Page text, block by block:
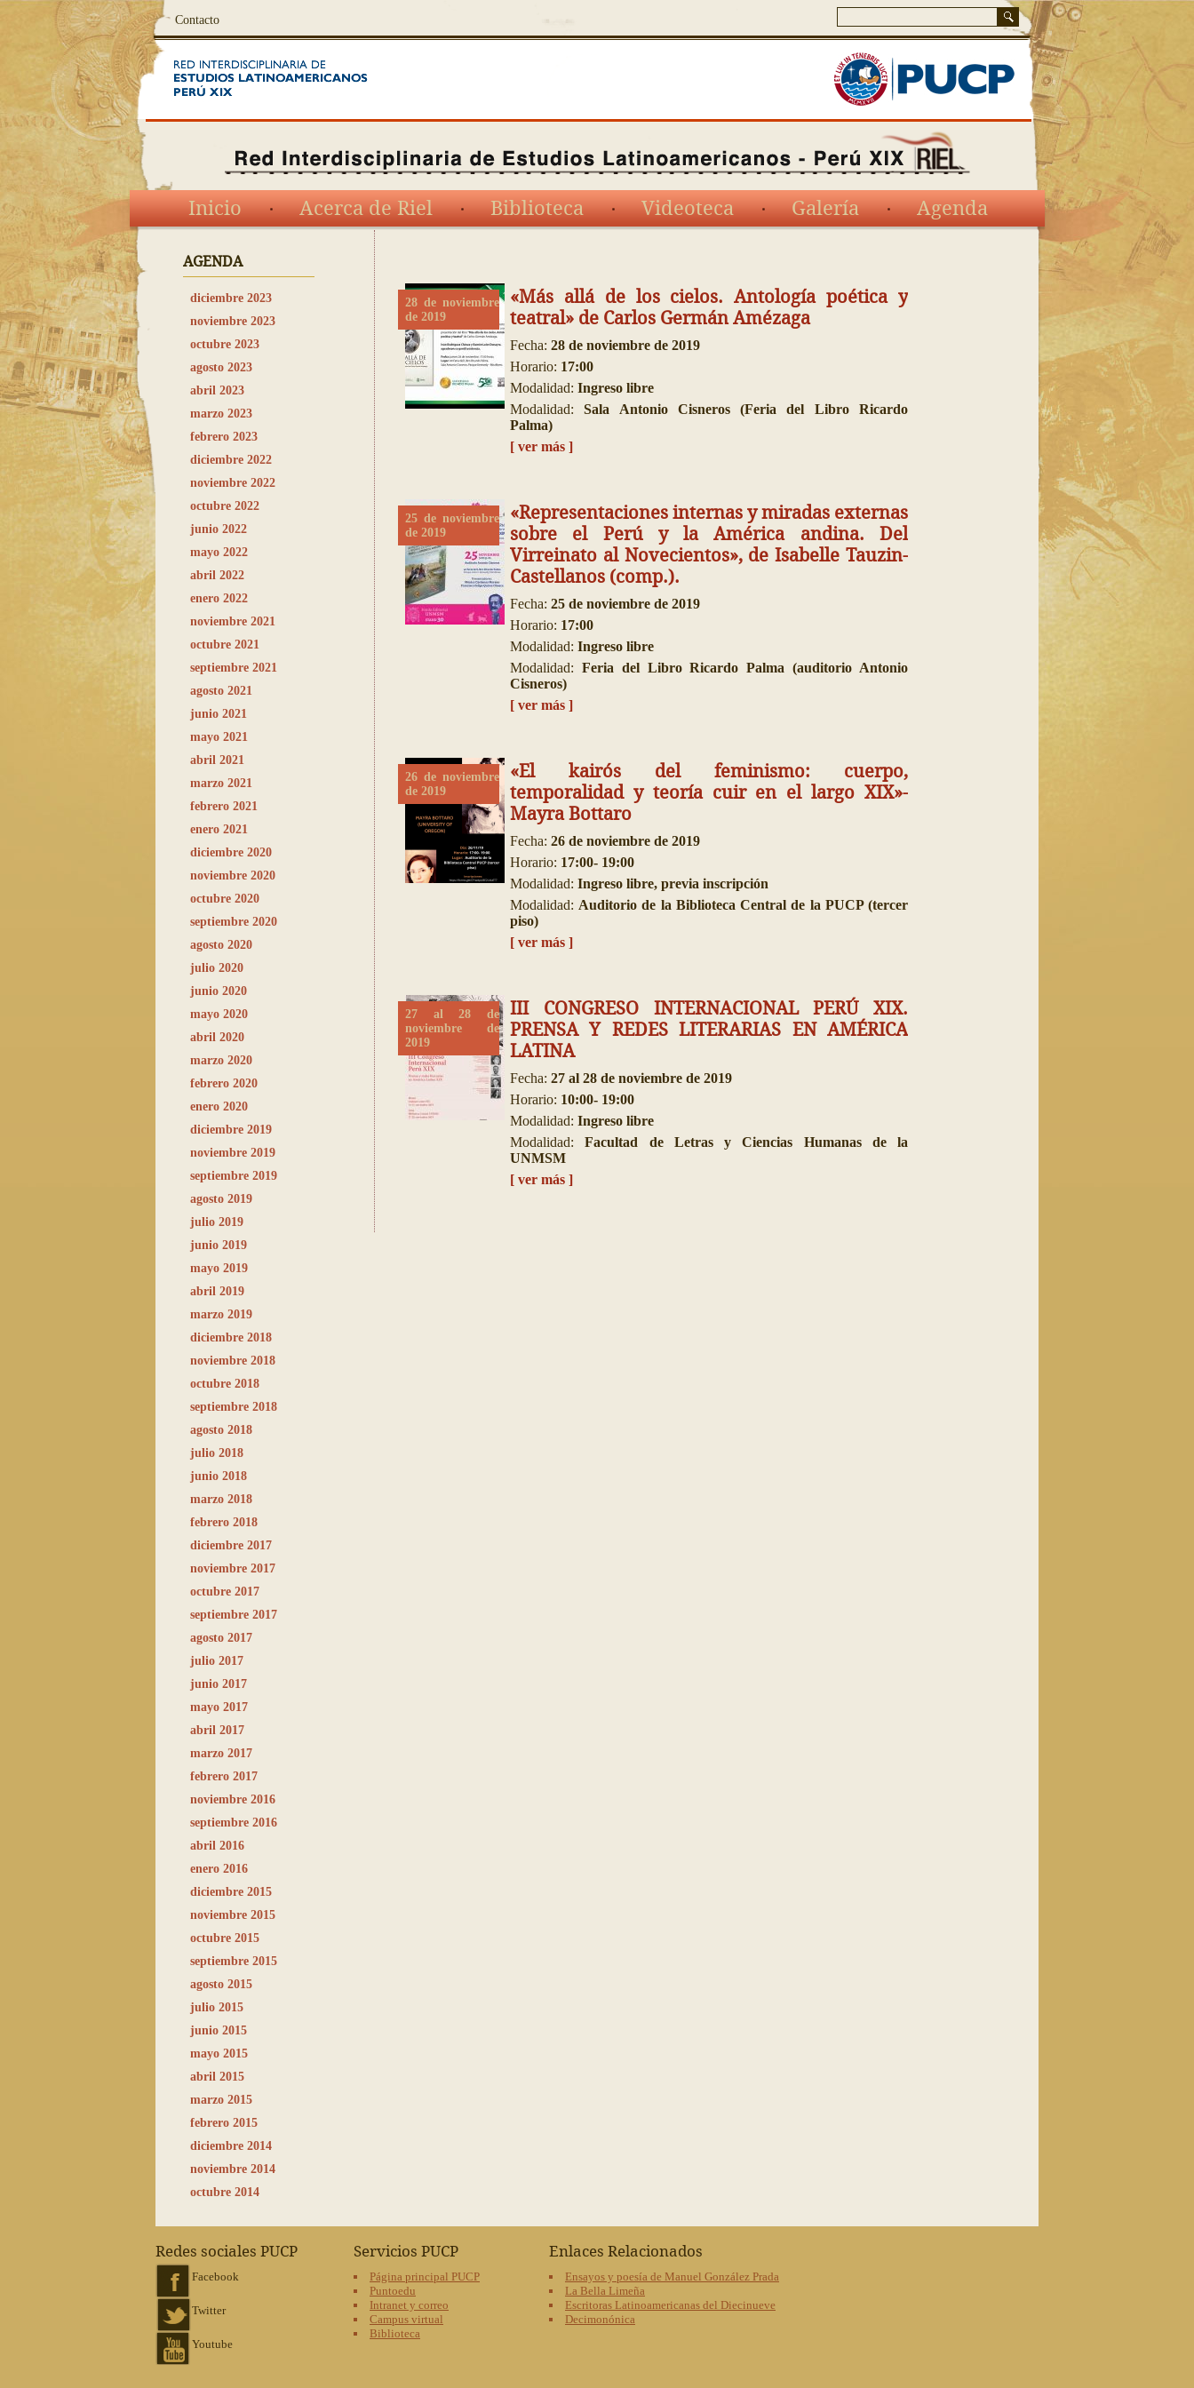
Contacto
Inicio Acerca de Riel Biblioteca Videoteca Galería Agenda
AGENDA
diciembre 2023
noviembre 2023
octubre 2023
agosto 2023
abril 2023
marzo 2023
febrero 2023
diciembre 2022
noviembre 2022
octubre 2022
junio 2022
mayo 2022
abril 2022
enero 2022
noviembre 2021
octubre 2021
septiembre 2021
agosto 2021
junio 2021
mayo 2021
abril 2021
marzo 2021
febrero 2021
enero 2021
diciembre 2020
noviembre 2020
octubre 2020
septiembre 2020
agosto 2020
julio 2020
junio 2020
mayo 2020
abril 2020
marzo 2020
febrero 2020
enero 2020
diciembre 2019
noviembre 2019
septiembre 2019
agosto 2019
julio 2019
junio 2019
mayo 2019
abril 2019
marzo 2019
diciembre 2018
noviembre 2018
octubre 2018
septiembre 2018
agosto 2018
julio 2018
junio 2018
marzo 2018
febrero 2018
diciembre 2017
noviembre 2017
octubre 2017
septiembre 2017
agosto 2017
julio 2017
junio 2017
mayo 2017
abril 2017
marzo 2017
febrero 2017
noviembre 2016
septiembre 2016
abril 2016
enero 2016
diciembre 2015
noviembre 2015
octubre 2015
septiembre 2015
agosto 2015
julio 2015
junio 2015
mayo 2015
abril 2015
marzo 2015
febrero 2015
diciembre 2014
noviembre 2014
octubre 2014
28 de noviembre
de 2019
«Más allá de los cielos. Antología poética y
teatral» de Carlos Germán Amézaga
Fecha: 28 de noviembre de 2019
Horario: 17:00
Modalidad: Ingreso libre
Modalidad:Sala Antonio Cisneros (Feria del Libro Ricardo
Palma)
[ ver más ]
25 de noviembre
de 2019
«Representaciones internas y miradas externas
sobre el Perú y la América andina. Del
Virreinato al Novecientos», de Isabelle Tauzin-
Castellanos (comp.).
Fecha: 25 de noviembre de 2019
Horario: 17:00
Modalidad: Ingreso libre
Modalidad: Feria del Libro Ricardo Palma (auditorio Antonio
Cisneros)
[ ver más ]
26 de noviembre
de 2019
«El kairós del feminismo: cuerpo,
temporalidad y teoría cuir en el largo XIX»-
Mayra Bottaro
Fecha: 26 de noviembre de 2019
Horario: 17:00- 19:00
Modalidad: Ingreso libre, previa inscripción
Modalidad: Auditorio de la Biblioteca Central de la PUCP (tercer
piso)
[ ver más ]
27 al 28 de
noviembre de
2019
III CONGRESO INTERNACIONAL PERÚ XIX.
PRENSA Y REDES LITERARIAS EN AMÉRICA
LATINA
Fecha: 27 al 28 de noviembre de 2019
Horario: 10:00- 19:00
Modalidad: Ingreso libre
Modalidad:Facultad de Letras y Ciencias Humanas de la
UNMSM
[ ver más ]
Redes sociales PUCP
Facebook
Twitter
Youtube
Servicios PUCP
Página principal PUCP
Puntoedu
Intranet y correo
Campus virtual
Biblioteca
Enlaces Relacionados
Ensayos y poesía de Manuel González Prada
La Bella Limeña
Escritoras Latinoamericanas del Diecinueve
Decimonónica